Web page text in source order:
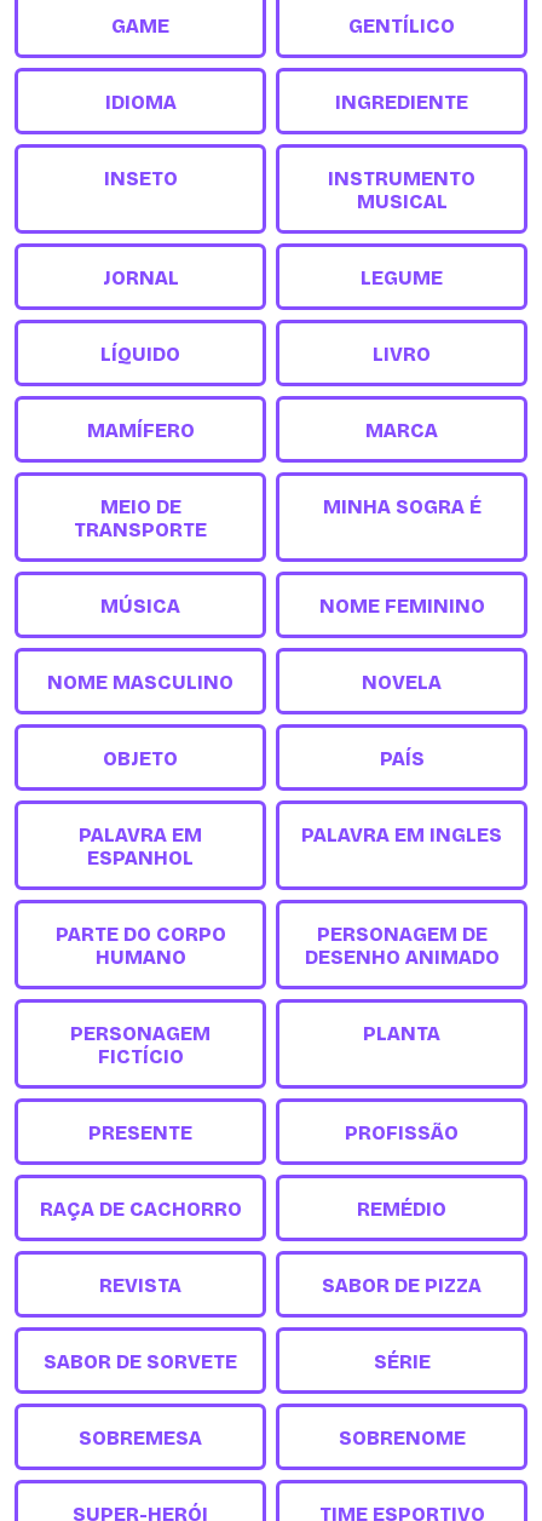
GAME GENTÍLICO
IDIOMA INGREDIENTE
INSETO
INSTRUMENTO
MUSICAL
JORNAL LEGUME
LÍQUIDO LIVRO
MAMÍFERO MARCA
MEIO DE
TRANSPORTE
MINHA SOGRA É
MÚSICA NOME FEMININO
NOME MASCULINO NOVELA
OBJETO PAÍS
PALAVRA EM
ESPANHOL
PALAVRA EM INGLES
PARTE DO CORPO
HUMANO
PERSONAGEM DE
DESENHO ANIMADO
PERSONAGEM
FICTÍCIO
PLANTA
PRESENTE PROFISSÃO
RAÇA DE CACHORRO REMÉDIO
REVISTA SABOR DE PIZZA
SABOR DE SORVETE SÉRIE
SOBREMESA SOBRENOME
SUPER-HERÓI TIME ESPORTIVO